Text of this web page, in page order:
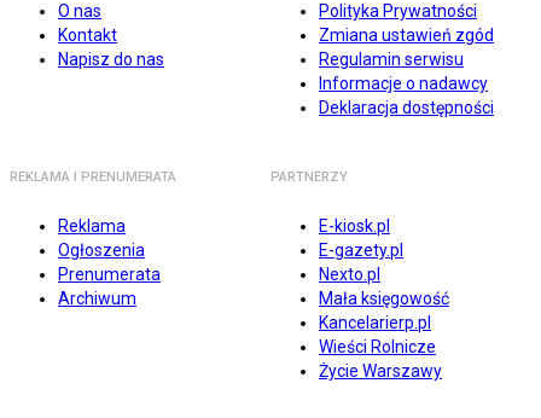
O nas
Kontakt
Napisz do nas
Polityka Prywatności
Zmiana ustawień zgód
Regulamin serwisu
Informacje o nadawcy
Deklaracja dostępności
REKLAMA I PRENUMERATA
Reklama
Ogłoszenia
Prenumerata
Archiwum
PARTNERZY
E-kiosk.pl
E-gazety.pl
Nexto.pl
Mała księgowość
Kancelarierp.pl
Wieści Rolnicze
Życie Warszawy